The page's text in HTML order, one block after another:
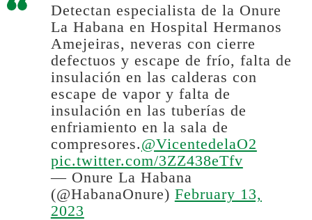
Detectan especialista de la Onure
La Habana en Hospital Hermanos
Amejeiras, neveras con cierre
defectuos y escape de frío, falta de
insulación en las calderas con
escape de vapor y falta de
insulación en las tuberías de
enfriamiento en la sala de
compresores.@VicentedelaO2
pic.twitter.com/3ZZ438eTfv
— Onure La Habana
(@HabanaOnure) February 13,
2023